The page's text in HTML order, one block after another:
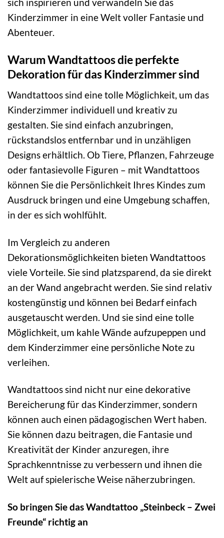
sich inspirieren und verwandeln Sie das
Kinderzimmer in eine Welt voller Fantasie und
Abenteuer.
Warum Wandtattoos die perfekte
Dekoration für das Kinderzimmer sind
Wandtattoos sind eine tolle Möglichkeit, um das
Kinderzimmer individuell und kreativ zu
gestalten. Sie sind einfach anzubringen,
rückstandslos entfernbar und in unzähligen
Designs erhältlich. Ob Tiere, Pflanzen, Fahrzeuge
oder fantasievolle Figuren – mit Wandtattoos
können Sie die Persönlichkeit Ihres Kindes zum
Ausdruck bringen und eine Umgebung schaffen,
in der es sich wohlfühlt.
Im Vergleich zu anderen
Dekorationsmöglichkeiten bieten Wandtattoos
viele Vorteile. Sie sind platzsparend, da sie direkt
an der Wand angebracht werden. Sie sind relativ
kostengünstig und können bei Bedarf einfach
ausgetauscht werden. Und sie sind eine tolle
Möglichkeit, um kahle Wände aufzupeppen und
dem Kinderzimmer eine persönliche Note zu
verleihen.
Wandtattoos sind nicht nur eine dekorative
Bereicherung für das Kinderzimmer, sondern
können auch einen pädagogischen Wert haben.
Sie können dazu beitragen, die Fantasie und
Kreativität der Kinder anzuregen, ihre
Sprachkenntnisse zu verbessern und ihnen die
Welt auf spielerische Weise näherzubringen.
So bringen Sie das Wandtattoo „Steinbeck – Zwei
Freunde“ richtig an